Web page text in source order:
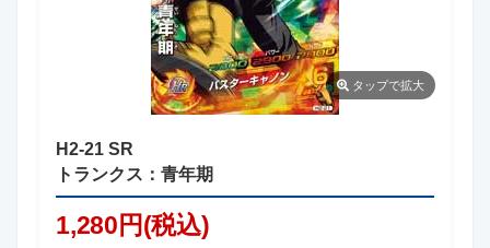
タップで拡大
H2-21 SR
トランクス：青年期
1,280円(税込)